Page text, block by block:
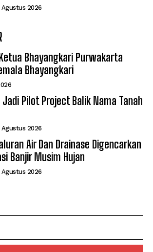
Agustus 2026
Bhayangkari Purwakarta
Bhayangkari
Pilot Project Balik Nama Tanah
Agustus 2026
Air Dan Drainase Digencarkan
Banjir Musim Hujan
Agustus 2026